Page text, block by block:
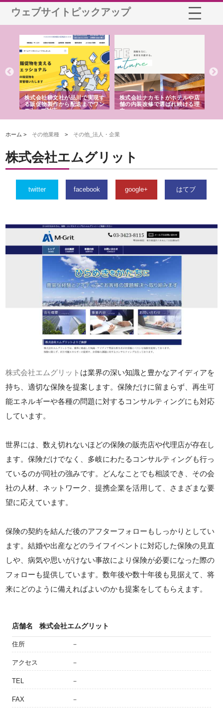
ウェブサイトピックアップ
株式会社耕文社が品川で実現す
る販促物製作から配送までワン
ストップ対応
株式会社ナカモトがホテルや店
舗の内装改修で選ばれ続ける理
由
ホーム > その他業種 > その他_法人・企業
株式会社エムグリット
twitter facebook google+ はてブ
株式会社エムグリット は業界の深い知識と豊かなアイディアを
持ち、適切な保険を提案します。保険だけに留まらず、再生可
能エネルギーや各種の問題に対するコンサルティングにも対応
しています。
世界には、数え切れないほどの保険の販売店や代理店が存在し
ます。保険だけでなく、多岐にわたるコンサルティングも行っ
ているのが同社の強みです。どんなことでも相談でき、その会
社の人材、ネットワーク、提携企業を活用して、さまざまな要
望に応えています。
保険の契約を結んだ後のアフターフォローもしっかりとしてい
ます。結婚や出産などのライフイベントに対応した保険の見直
しや、病気や思いがけない事故により保険が必要になった際の
フォローも提供しています。数年後や数十年後も見据えて、将
来にどのように備えればよいのかも提案をしてもらえます。
店舗名 株式会社エムグリット
住所 －
アクセス －
TEL －
FAX －